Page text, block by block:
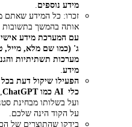
מידע נוספים.
זכרו: כל המידע שאתם
אותה בהמשך
עם המערכת מידע
ג' (כמו שם מלא, מייל,
מערכות תשתיתיות
מידע.
הפעילו שיקול דעת
כלי AI כמו ChatGPT
ועל בשלותו מבחינת
על הקוד הינה שלכם.
בידקו שהתוצרים של